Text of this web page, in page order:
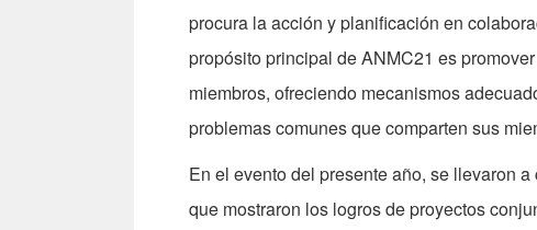
procura la acción y planificación en
propósito principal de ANMC21 es
miembros, ofreciendo mecanismos
problemas comunes que comparten sus
En el evento del presente año, se llevaron
que mostraron los logros de proyectos